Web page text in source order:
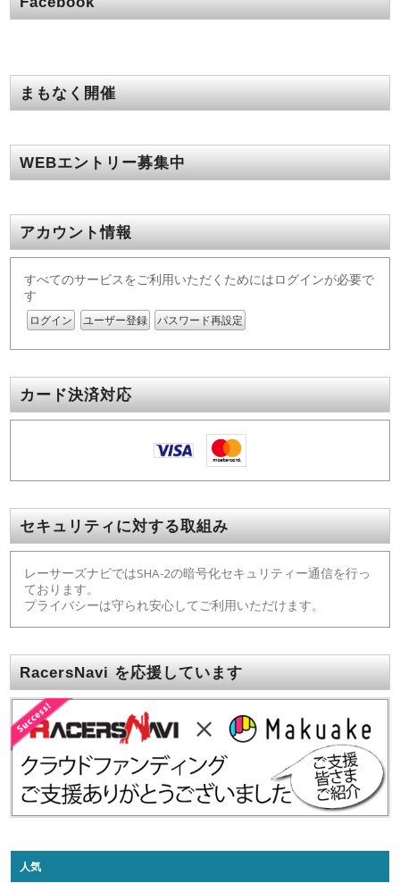
まもなく開催
WEBエントリー募集中
アカウント情報
すべてのサービスをご利用いただくためにはログインが必要で
す
ログイン ユーザー登録 パスワード再設定
カード決済対応
セキュリティに対する取組み
レーサーズナビではSHA-2の暗号化セキュリティー通信を行っ
ております。
プライバシーは守られ安心してご利用いただけます。
RacersNavi を応援しています
人気